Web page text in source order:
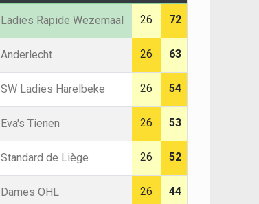
Ladies Rapide Wezemaal 26 72
Anderlecht 26 63
SW Ladies Harelbeke 26 54
Eva's Tienen 26 53
Standard de Liège 26 52
Dames OHL 26 44